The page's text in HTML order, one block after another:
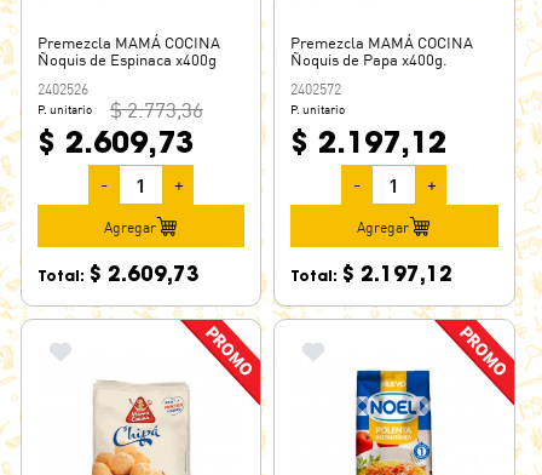
Premezcla MAMÁ COCINA
Ñoquis de Espinaca x400g
2402526
P. unitario $ 2.773,36
$ 2.609,73
- +
Agregar
Total: $ 2.609,73
Premezcla MAMÁ COCINA
Ñoquis de Papa x400g.
2402572
P. unitario
$ 2.197,12
- +
Agregar
Total: $ 2.197,12